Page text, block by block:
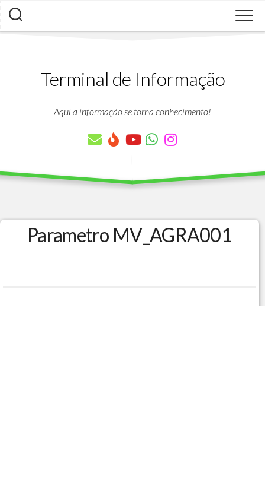
Skip
content
Terminal de Informação
Aqui a informação se torna conhecimento!
Parametro MV_AGRA001